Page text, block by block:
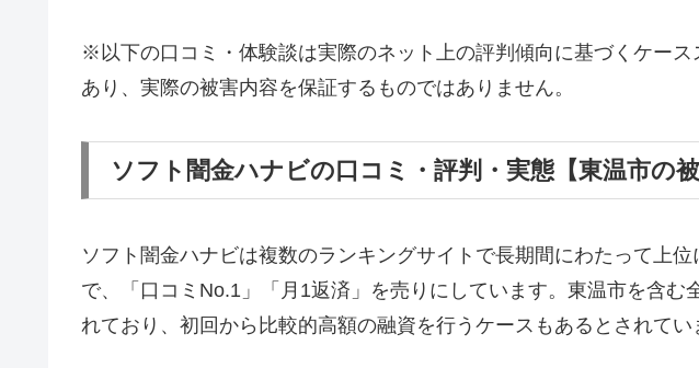
※以下の口コミ・体験談は実際のネット上の評判傾向に基づくケー
あり、実際の被害内容を保証するものではありません。
ソフト闇金ハナビの口コミ・評判・実態【東温市の被
ソフト闇金ハナビは複数のランキングサイトで長期間にわたって上
で、「口コミNo.1」「月1返済」を売りにしています。東温市を含む
れており、初回から比較的高額の融資を行うケースもあるとされてい